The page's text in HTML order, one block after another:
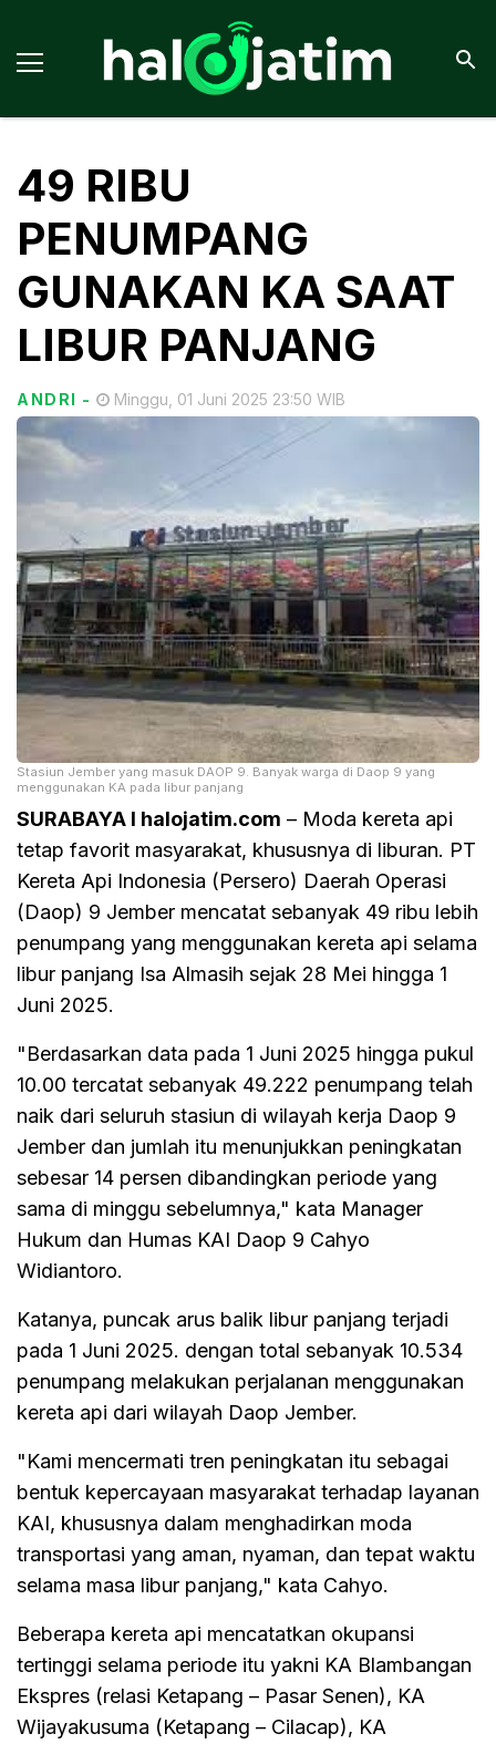
49 RIBU
PENUMPANG
GUNAKAN KA SAAT
LIBUR PANJANG
ANDRI - Minggu, 01 Juni 2025 23:50 WIB
Stasiun Jember yang masuk DAOP 9. Banyak warga di Daop 9 yang
menggunakan KA pada libur panjang
SURABAYA I halojatim.com – Moda kereta api
tetap favorit masyarakat, khususnya di liburan. PT
Kereta Api Indonesia (Persero) Daerah Operasi
(Daop) 9 Jember mencatat sebanyak 49 ribu lebih
penumpang yang menggunakan kereta api selama
libur panjang Isa Almasih sejak 28 Mei hingga 1
Juni 2025.
"Berdasarkan data pada 1 Juni 2025 hingga pukul
10.00 tercatat sebanyak 49.222 penumpang telah
naik dari seluruh stasiun di wilayah kerja Daop 9
Jember dan jumlah itu menunjukkan peningkatan
sebesar 14 persen dibandingkan periode yang
sama di minggu sebelumnya," kata Manager
Hukum dan Humas KAI Daop 9 Cahyo
Widiantoro.
Katanya, puncak arus balik libur panjang terjadi
pada 1 Juni 2025. dengan total sebanyak 10.534
penumpang melakukan perjalanan menggunakan
kereta api dari wilayah Daop Jember.
"Kami mencermati tren peningkatan itu sebagai
bentuk kepercayaan masyarakat terhadap layanan
KAI, khususnya dalam menghadirkan moda
transportasi yang aman, nyaman, dan tepat waktu
selama masa libur panjang," kata Cahyo.
Beberapa kereta api mencatatkan okupansi
tertinggi selama periode itu yakni KA Blambangan
Ekspres (relasi Ketapang – Pasar Senen), KA
Wijayakusuma (Ketapang – Cilacap), KA